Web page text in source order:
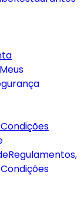
Meus
Regulamentos,